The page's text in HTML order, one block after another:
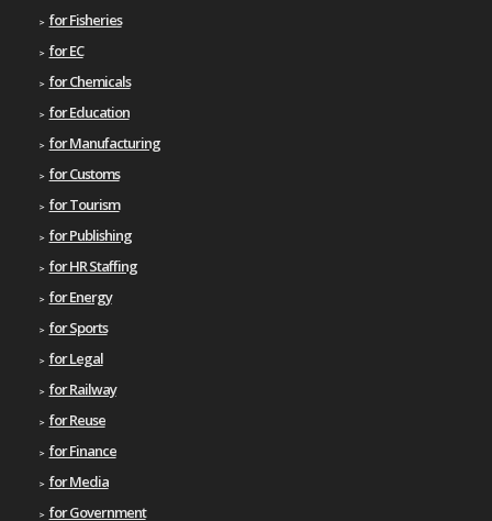
for Fisheries
for EC
for Chemicals
for Education
for Manufacturing
for Customs
for Tourism
for Publishing
for HR Staffing
for Energy
for Sports
for Legal
for Railway
for Reuse
for Finance
for Media
for Government